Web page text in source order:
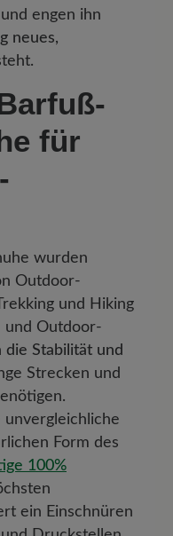
und engen ihn
neues,
für
wurden
Outdoor-
und Hiking
und Outdoor-
die Stabilität und
Strecken und
unvergleichliche
Form des
100%
ein Einschnüren